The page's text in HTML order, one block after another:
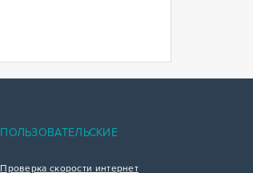
ПОЛЬЗОВАТЕЛЬСКИЕ
Проверка скорости интернет